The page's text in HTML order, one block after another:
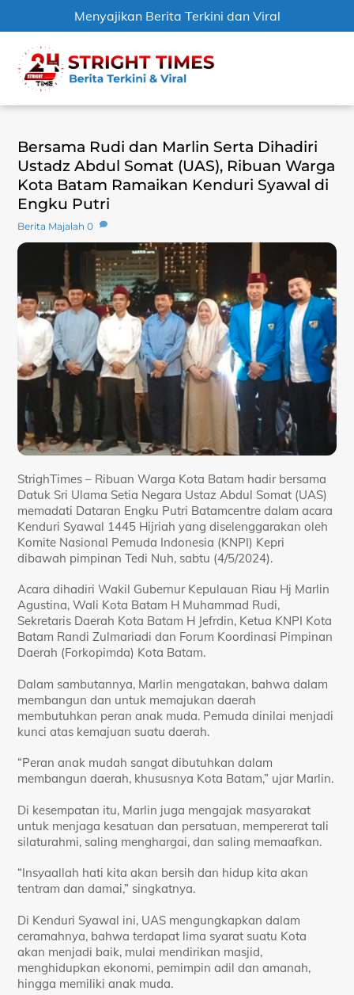
Menyajikan Berita Terkini dan Viral
content
Bersama Rudi dan Marlin Serta Dihadiri
Ustadz Abdul Somat (UAS), Ribuan Warga
Kota Batam Ramaikan Kenduri Syawal di
Engku Putri
Berita Majalah 0
StrighTimes – Ribuan Warga Kota Batam hadir bersama
Datuk Sri Ulama Setia Negara Ustaz Abdul Somat (UAS)
memadati Dataran Engku Putri Batamcentre dalam acara
Kenduri Syawal 1445 Hijriah yang diselenggarakan oleh
Komite Nasional Pemuda Indonesia (KNPI) Kepri
dibawah pimpinan Tedi Nuh, sabtu (4/5/2024).
Acara dihadiri Wakil Gubernur Kepulauan Riau Hj Marlin
Agustina, Wali Kota Batam H Muhammad Rudi,
Sekretaris Daerah Kota Batam H Jefrdin, Ketua KNPI Kota
Batam Randi Zulmariadi dan Forum Koordinasi Pimpinan
Daerah (Forkopimda) Kota Batam.
Dalam sambutannya, Marlin mengatakan, bahwa dalam
membangun dan untuk memajukan daerah
membutuhkan peran anak muda. Pemuda dinilai menjadi
kunci atas kemajuan suatu daerah.
“Peran anak mudah sangat dibutuhkan dalam
membangun daerah, khususnya Kota Batam,” ujar Marlin.
Di kesempatan itu, Marlin juga mengajak masyarakat
untuk menjaga kesatuan dan persatuan, mempererat tali
silaturahmi, saling menghargai, dan saling memaafkan.
“Insyaallah hati kita akan bersih dan hidup kita akan
tentram dan damai,” singkatnya.
Di Kenduri Syawal ini, UAS mengungkapkan dalam
ceramahnya, bahwa terdapat lima syarat suatu Kota
akan menjadi baik, mulai mendirikan masjid,
menghidupkan ekonomi, pemimpin adil dan amanah,
hingga memiliki anak muda.